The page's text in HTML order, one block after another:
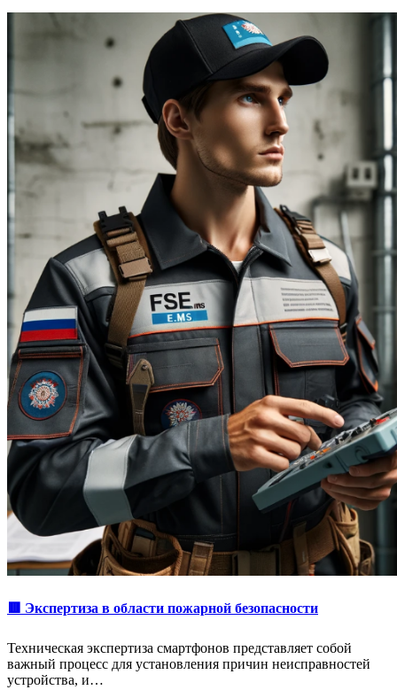
🟥 Экспертиза в области пожарной безопасности
Техническая экспертиза смартфонов представляет собой
важный процесс для установления причин неисправностей
устройства, и…